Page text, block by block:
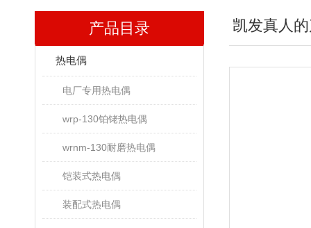
产品目录
热电偶
电厂专用热电偶
wrp-130铂铑热电偶
wrnm-130耐磨热电偶
铠装式热电偶
装配式热电偶
凯发真人